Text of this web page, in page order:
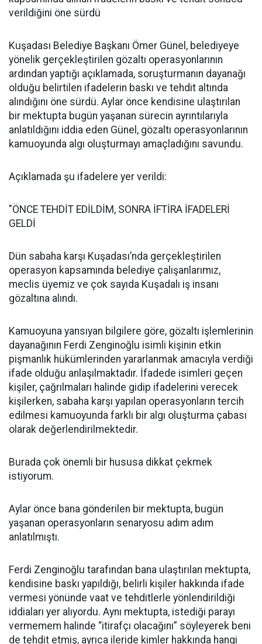
verildiğini öne sürdü
Kuşadası Belediye Başkanı Ömer Günel, belediyeye
yönelik gerçekleştirilen gözaltı operasyonlarının
ardından yaptığı açıklamada, soruşturmanın dayanağı
olduğu belirtilen ifadelerin baskı ve tehdit altında
alındığını öne sürdü. Aylar önce kendisine ulaştırılan
bir mektupta bugün yaşanan sürecin ayrıntılarıyla
anlatıldığını iddia eden Günel, gözaltı operasyonlarının
kamuoyunda algı oluşturmayı amaçladığını savundu.
Açıklamada şu ifadelere yer verildi:
"ÖNCE TEHDİT EDİLDİM, SONRA İFTİRA İFADELERİ
GELDİ
Dün sabaha karşı Kuşadası’nda gerçekleştirilen
operasyon kapsamında belediye çalışanlarımız,
meclis üyemiz ve çok sayıda Kuşadalı iş insanı
gözaltına alındı.
Kamuoyuna yansıyan bilgilere göre, gözaltı işlemlerinin
dayanağının Ferdi Zenginoğlu isimli kişinin etkin
pişmanlık hükümlerinden yararlanmak amacıyla verdiği
ifade olduğu anlaşılmaktadır. İfadede isimleri geçen
kişiler, çağrılmaları halinde gidip ifadelerini verecek
kişilerken, sabaha karşı yapılan operasyonların tercih
edilmesi kamuoyunda farklı bir algı oluşturma çabası
olarak değerlendirilmektedir.
Burada çok önemli bir hususa dikkat çekmek
istiyorum.
Aylar önce bana gönderilen bir mektupta, bugün
yaşanan operasyonların senaryosu adım adım
anlatılmıştı.
Ferdi Zenginoğlu tarafından bana ulaştırılan mektupta,
kendisine baskı yapıldığı, belirli kişiler hakkında ifade
vermesi yönünde vaat ve tehditlerle yönlendirildiği
iddiaları yer alıyordu. Aynı mektupta, istediği parayı
vermemem halinde “itirafçı olacağını” söyleyerek beni
de tehdit etmiş, ayrıca ileride kimler hakkında hangi